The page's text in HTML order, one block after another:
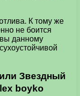
К тому же
не боится
данному
Звездный
boyko